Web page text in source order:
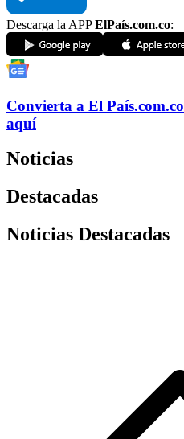
Descarga la APPElPaís.com.co:
Convierta a El País.com.co
aquí
Noticias
Destacadas
Noticias Destacadas